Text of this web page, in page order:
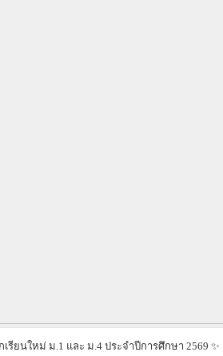
ยนใหม่ ม.1 และ ม.4 ประจำปีการศึกษา 2569 ✨